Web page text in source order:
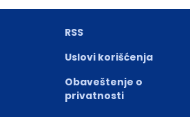
RSS
Uslovi korišćenja
Obaveštenje o
privatnosti